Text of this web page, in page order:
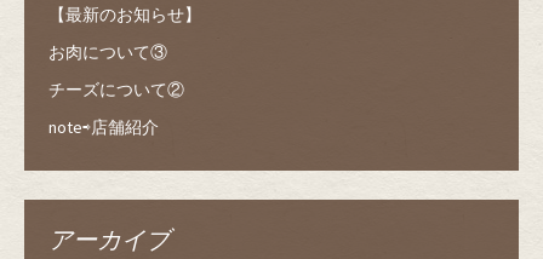
【最新のお知らせ】
お肉について③
チーズについて②
note⇨店舗紹介
アーカイブ